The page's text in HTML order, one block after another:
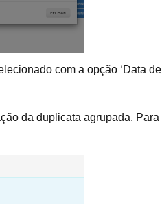
com a opção ‘Data de
da duplicata agrupada. Para